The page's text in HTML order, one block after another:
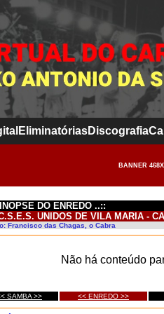
EliminatóriasDiscografia
BANNER
DO ENREDO ..::
UNIDOS DE VILA MARIA -
Francisco das Chagas, o Cabra
Não há conteúdo
SAMBA >> << ENREDO >>